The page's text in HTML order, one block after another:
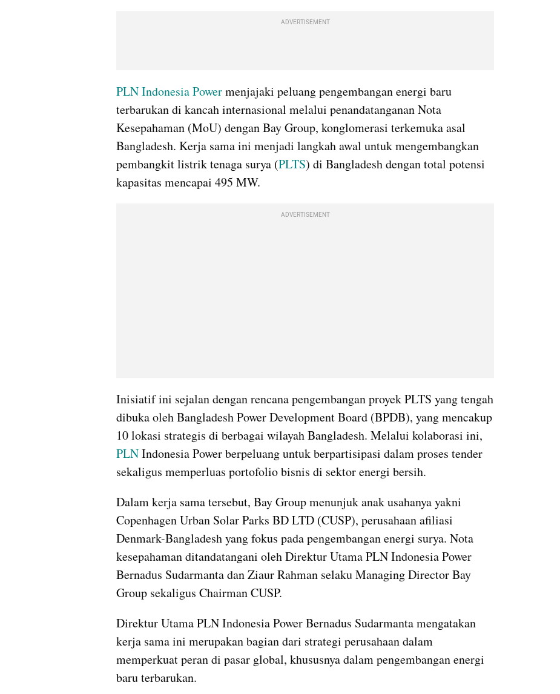
ADVERTISEMENT
PLN Indonesia Power menjajaki peluang pengembangan energi baru
terbarukan di kancah internasional melalui penandatanganan Nota
Kesepahaman (MoU) dengan Bay Group, konglomerasi terkemuka asal
Bangladesh. Kerja sama ini menjadi langkah awal untuk mengembangkan
pembangkit listrik tenaga surya (PLTS) di Bangladesh dengan total potensi
kapasitas mencapai 495 MW.
ADVERTISEMENT
Inisiatif ini sejalan dengan rencana pengembangan proyek PLTS yang tengah
dibuka oleh Bangladesh Power Development Board (BPDB), yang mencakup
PLN Indonesia Power berpeluang untuk berpartisipasi dalam proses tender
sekaligus memperluas portofolio bisnis di sektor energi bersih.
Dalam kerja sama tersebut, Bay Group menunjuk anak usahanya yakni
Copenhagen Urban Solar Parks BD LTD (CUSP), perusahaan afiliasi
Denmark-Bangladesh yang fokus pada pengembangan energi surya. Nota
kesepahaman ditandatangani oleh Direktur Utama PLN Indonesia Power
Bernadus Sudarmanta dan Ziaur Rahman selaku Managing Director Bay
Group sekaligus Chairman CUSP.
Direktur Utama PLN Indonesia Power Bernadus Sudarmanta mengatakan
kerja sama ini merupakan bagian dari strategi perusahaan dalam
memperkuat peran di pasar global, khususnya dalam pengembangan energi
baru terbarukan.